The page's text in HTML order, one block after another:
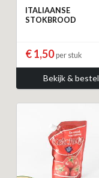
ITALIAANSE
STOKBROOD
€ 1,50per stuk
Bekijk & bestel